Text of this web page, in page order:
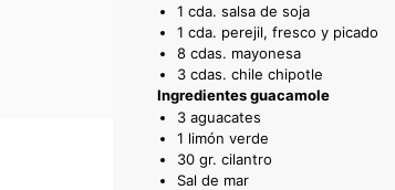
1 cda. salsa de soja
1 cda. perejil, fresco y picado
8 cdas. mayonesa
3 cdas. chile chipotle
Ingredientes guacamole
3 aguacates
1 limón verde
30 gr. cilantro
Sal de mar